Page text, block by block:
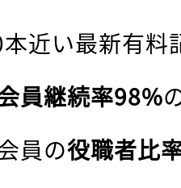
近い最新有料
員継続率98%
員の役職者比